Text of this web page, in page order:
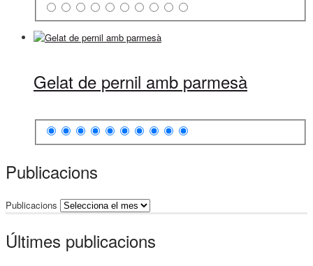
Gelat de pernil amb parmesà
Publicacions
Publicacions
Últimes publicacions